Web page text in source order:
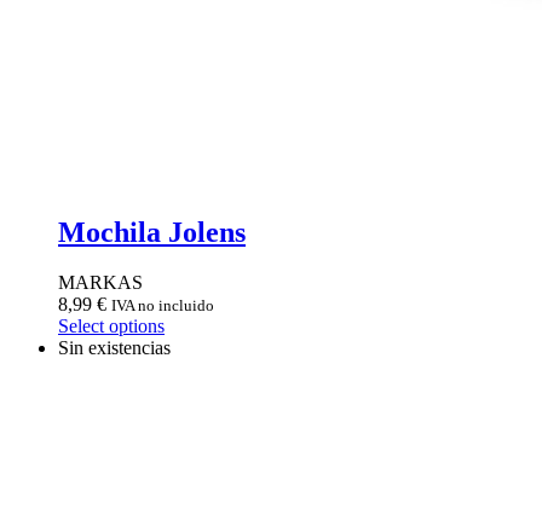
Mochila Jolens
MARKAS
8,99 € IVA no incluido
Select options
Sin existencias